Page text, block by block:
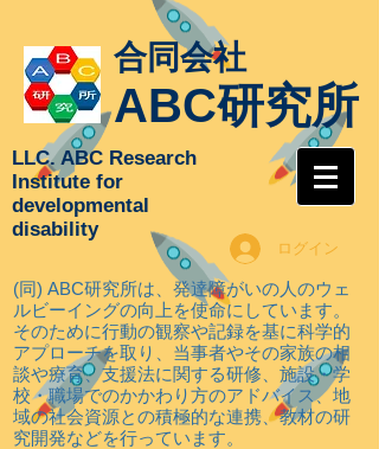
合同会社
ABC研究所
LLC. ABC Research
Institute for
developmental
disability
ログイン
(同) ABC研究所は、発達障がいの人のウェ
ルビーイングの向上を使命にしています。
そのために行動の観察や記録を基に科学的
アプローチを取り
、当事者やその家族の相
談や療育、支援法に関する研修、施設・学
校・職場でのかかわり方のアドバイス、地
域の社会資源との積極的な連携、教材の研
究開発などを行っています。